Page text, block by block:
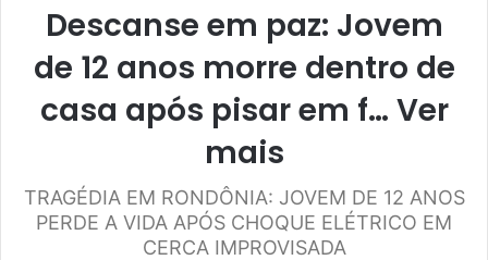
Descanse em paz: Jovem
de 12 anos morre dentro de
casa após pisar em f… Ver
mais
TRAGÉDIA EM RONDÔNIA: JOVEM DE 12 ANOS
PERDE A VIDA APÓS CHOQUE ELÉTRICO EM
CERCA IMPROVISADA